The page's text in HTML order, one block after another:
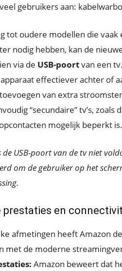
gebruikers aan:
tot oudere modellen die
nodig hebben, kan de
via de USB-poortvan een
effectiever achter of
van extra
“secundaire” tv’s,
mogelijk beperkt is.
de USB-poort van de tv niet
om de gebruiker op het
prestaties en
afmetingen heeft Amazon
met de moderne
Amazon beweert dat